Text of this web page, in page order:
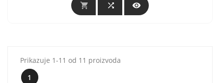
  
Prikazuje 1-11 od 11 proizvoda
1